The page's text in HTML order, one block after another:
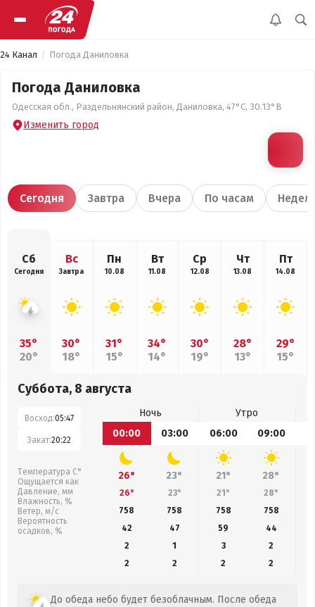
24 Канал Погода Даниловка
Погода Даниловка
Одесская обл., Раздельнянский район, Даниловка, 47°С, 30.13°В
Изменить город
Сегодня Завтра Вчера По часам
Сб
Сегодня
35°
20°
Вс
Завтра
30°
18°
Пн
10.08
31°
15°
Вт
11.08
34°
14°
Ср
12.08
30°
19°
Чт
13.08
28°
13°
Пт
14.08
29°
15°
Суббота, 8 августа
Восход:05:47
Закат:20:22
Температура С°
Ощущается как
Давление, мм
Влажность, %
Ветер, м/с
Вероятность
осадков, %
Ночь
Утро
00:00
03:00 06:00 09:00
26° 23° 21° 28°
26° 23° 21° 28°
758
758 758 758
42
47 59 44
2
1 3
2
2
2 2 2
До обеда небо будет безоблачным. После обеда